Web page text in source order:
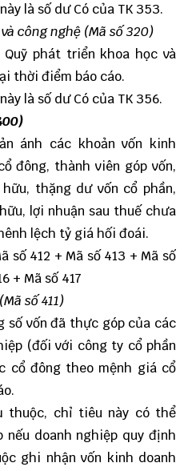
là số dư Có của TK 353.
công nghệ (Mã số 320)
phát triển khoa học và
thời điểm báo cáo.
là số dư Có của TK 356.
ánh các khoản vốn kinh
đông, thành viên góp vốn,
thặng dư vốn cổ phần,
lợi nhuận sau thuế chưa
lệch tỷ giá hối đoái.
số 412 + Mã số 413 + Mã số
+ Mã số 417
số 411)
số vốn đã thực góp của các
(đối với công ty cổ phần
cổ đông theo mệnh giá cổ
thuộc, chỉ tiêu này có thể
nếu doanh nghiệp quy định
ghi nhận vốn kinh doanh